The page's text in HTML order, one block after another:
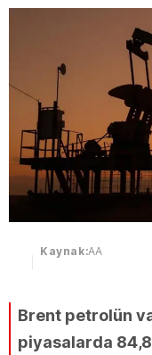
Kaynak:AA
Brent petrolün
piyasalarda